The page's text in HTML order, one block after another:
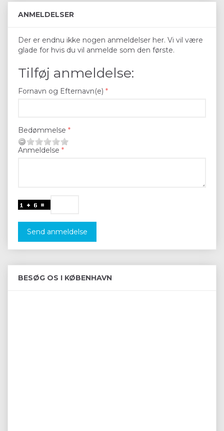
ANMELDELSER
Der er endnu ikke nogen anmeldelser her. Vi vil være
glade for hvis du vil anmelde som den første.
Tilføj anmeldelse:
Fornavn og Efternavn(e)
Bedømmelse
Anmeldelse
Send anmeldelse
BESØG OS I KØBENHAVN